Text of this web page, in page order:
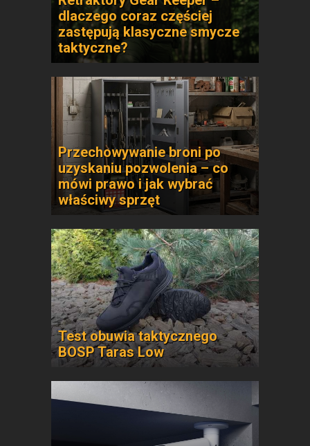
dlaczego coraz częściej
zastępują klasyczne smycze
taktyczne?
Przechowywanie broni po
uzyskaniu pozwolenia – co
mówi prawo i jak wybrać
właściwy sprzęt
Test obuwia taktycznego
BOSP Taras Low